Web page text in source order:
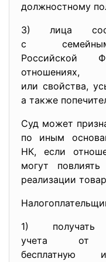
должностному
3) лица
с семейным
отношениях,
или свойства,
а также
Суд может
по иным
НК, если
могут
реализации
1)
учета от